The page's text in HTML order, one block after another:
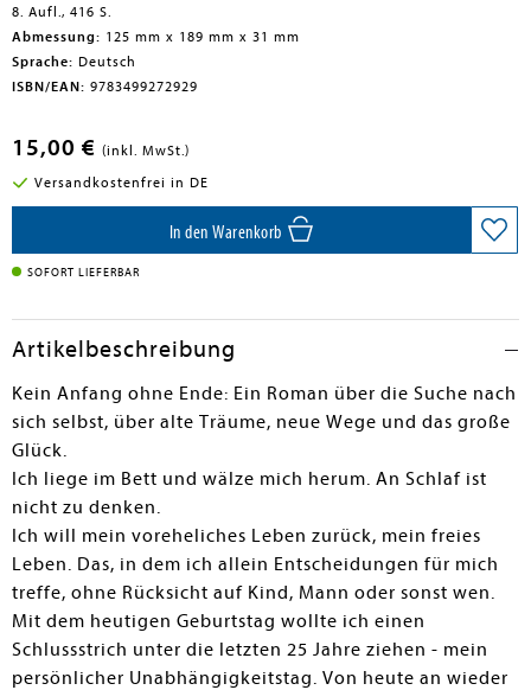
8. Aufl., 416 S.
Abmessung: 125 mm x 189 mm x 31 mm
Sprache: Deutsch
ISBN/EAN: 9783499272929
15,00 € (inkl. MwSt.)
Versandkostenfrei in DE
In den Warenkorb
SOFORT LIEFERBAR
Artikelbeschreibung
Kein Anfang ohne Ende: Ein Roman über die Suche nach
sich selbst, über alte Träume, neue Wege und das große
Glück.
Ich liege im Bett und wälze mich herum. An Schlaf ist
nicht zu denken.
Ich will mein voreheliches Leben zurück, mein freies
Leben. Das, in dem ich allein Entscheidungen für mich
treffe, ohne Rücksicht auf Kind, Mann oder sonst wen.
Mit dem heutigen Geburtstag wollte ich einen
Schlussstrich unter die letzten 25 Jahre ziehen - mein
persönlicher Unabhängigkeitstag. Von heute an wieder